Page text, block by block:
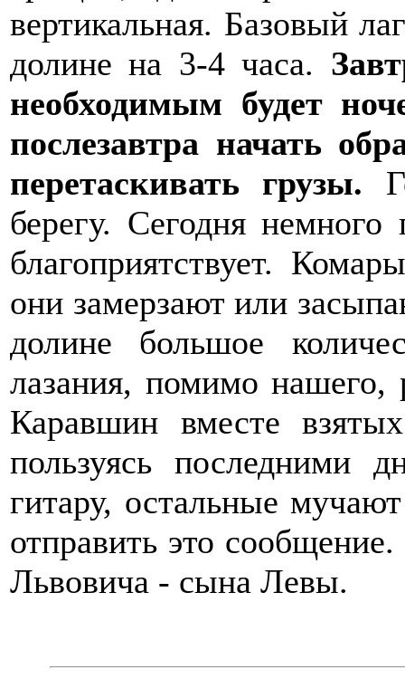
вертикальная. Базовый
долине на 3-4 часа.
необходимым будет
послезавтра начать
перетаскивать грузы.
берегу. Сегодня
благоприятствует.
они замерзают или
долине большое
лазания, помимо
Каравшин вместе
пользуясь последними
гитару, остальные
отправить это
Львовича - сына Левы.